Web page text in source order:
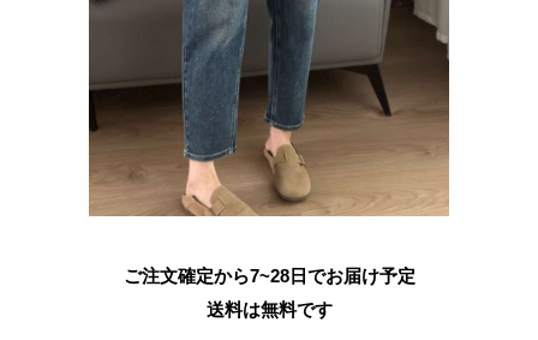
ご注文確定から7~28日でお届け予定
送料は無料です